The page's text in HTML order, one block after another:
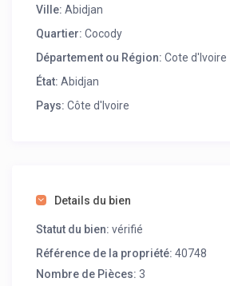
Ville: Abidjan
Quartier: Cocody
Département ou Région: Cote d'Ivoire
État: Abidjan
Pays: Côte d'Ivoire
Details du bien
Statut du bien: vérifié
Référence de la propriété: 40748
Nombre de Pièces: 3